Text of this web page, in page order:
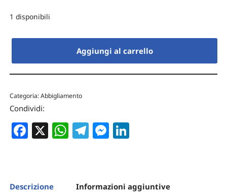
1 disponibili
Aggiungi al carrello
Categoria:Abbigliamento
Condividi:
Facebook
X WhatsApp
Telegram
Messenger
Descrizione Informazioni aggiuntive